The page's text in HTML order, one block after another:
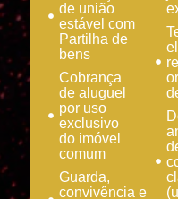
de união
estável com
Partilha de
bens
Cobrança
de aluguel
por uso
exclusivo
do imóvel
comum
Guarda,
convivência e